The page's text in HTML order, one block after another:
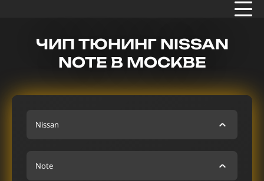
ЧИП ТЮНИНГ NISSAN
NOTE В МОСКВЕ
Nissan
Note